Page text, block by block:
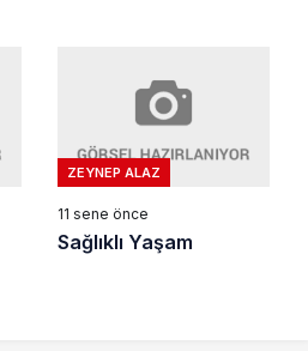
ZEYNEP ALAZ
11 sene önce
Sağlıklı Yaşam